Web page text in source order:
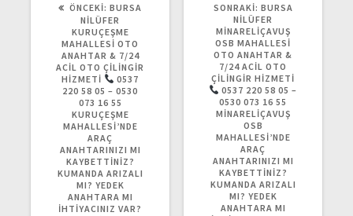
ÖNCEKI: Ö
N
C
E
K
I
Y
A
Z
I
:
BURSA
NILÜFER
KURUÇEŞME
MAHALLESI OTO
ANAHTAR & 7/24
ACIL OTO ÇILINGIR
HIZMETI
0537
220 58 05 – 0530
073 16 55
KURUÇEŞME
MAHALLESI’NDE
ARAÇ
ANAHTARINIZI MI
KAYBETTINIZ?
KUMANDA ARIZALI
MI? YEDEK
ANAHTARA MI
IHTIYACINIZ VAR?
SONRAKI: S
O
N
R
A
K
I
Y
A
Z
I
:
BURSA
NILÜFER
MINARELIÇAVUŞ
OSB MAHALLESI
OTO ANAHTAR &
7/24 ACIL OTO
ÇILINGIR HIZMETI
0537 220 58 05 –
0530 073 16 55
MINARELIÇAVUŞ
OSB
MAHALLESI’NDE
ARAÇ
ANAHTARINIZI MI
KAYBETTINIZ?
KUMANDA ARIZALI
MI? YEDEK
ANAHTARA MI